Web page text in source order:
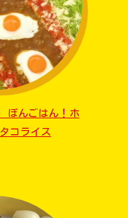
ぼんごはん！ホ
コライス